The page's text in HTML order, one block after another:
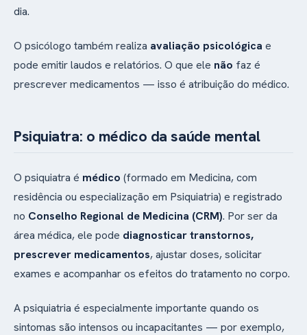
dia.
O psicólogo também realiza avaliação psicológica e
pode emitir laudos e relatórios. O que ele não faz é
prescrever medicamentos — isso é atribuição do médico.
Psiquiatra: o médico da saúde mental
O psiquiatra é médico (formado em Medicina, com
residência ou especialização em Psiquiatria) e registrado
no Conselho Regional de Medicina (CRM). Por ser da
área médica, ele pode diagnosticar transtornos,
prescrever medicamentos, ajustar doses, solicitar
exames e acompanhar os efeitos do tratamento no corpo.
A psiquiatria é especialmente importante quando os
sintomas são intensos ou incapacitantes — por exemplo,